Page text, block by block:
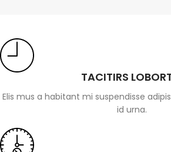
TACITIRS
Elis mus a habitant mi suspendisse
id urna.